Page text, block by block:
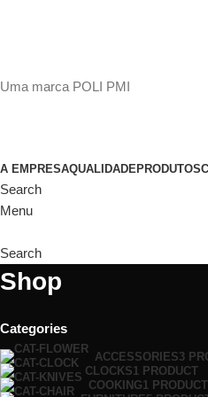
Uma marca POLI PMI
A EMPRESAQUALIDADEPRODUTOS
Search
Menu
Search
Shop
Categories
ACCESSORIES3
CLOCKS1 PRODUCT
COOKING1 PRODUCT